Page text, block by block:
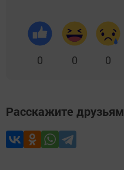
0 0 0
Расскажите друзьям